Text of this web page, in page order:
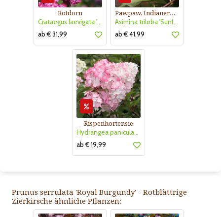
Rotdorn
Crataegus laevigata 'Pauls Scarlet'
ab € 31,99
Pawpaw, Indianerbanane
Asimina triloba 'Sunflower'
ab € 41,99
Rispenhortensie
Hydrangea paniculata 'Vanille Fraise'
ab € 19,99
Prunus serrulata 'Royal Burgundy' - Rotblättrige
Zierkirsche ähnliche Pflanzen: